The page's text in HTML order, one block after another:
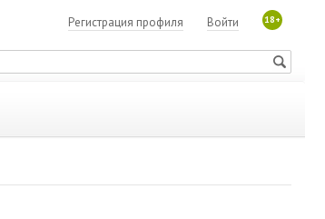
18+
Войти
Регистрация профиля